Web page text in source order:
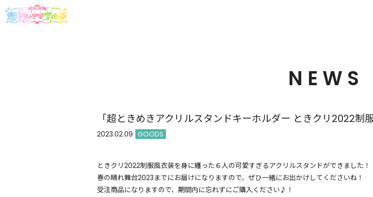
NEWS
「超ときめきアクリルスタンドキーホルダー ときクリ2022制
2023.02.09 GOODS
ときクリ2022制服風衣装を身に纏った６人の可愛すぎるアクリルスタンドができました！
春の晴れ舞台2023までにお届けになりますので、ぜひ一緒にお出かけしてくださいね！
受注商品になりますので、期間内に忘れずにご購入ください♪！